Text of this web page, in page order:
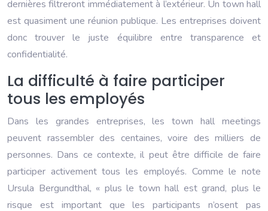
dernières filtreront immédiatement à l’extérieur. Un town hall
est quasiment une réunion publique. Les entreprises doivent
donc trouver le juste équilibre entre transparence et
confidentialité.
La difficulté à faire participer
tous les employés
Dans les grandes entreprises, les town hall meetings
peuvent rassembler des centaines, voire des milliers de
personnes. Dans ce contexte, il peut être difficile de faire
participer activement tous les employés. Comme le note
Ursula Bergundthal, « plus le town hall est grand, plus le
risque est important que les participants n’osent pas